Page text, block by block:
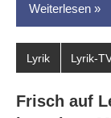
Weiterlesen
Lyrik Lyrik-
Frisch auf